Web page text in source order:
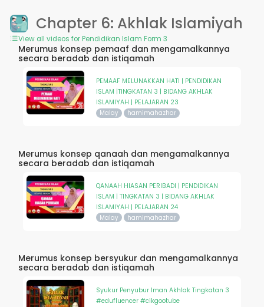
Chapter 6: Akhlak Islamiyah
View all videos for Pendidikan Islam Form 3
Merumus konsep pemaaf dan mengamalkannya
secara beradab dan istiqamah
PEMAAF MELUNAKKAN HATI | PENDIDIKAN
ISLAM |TINGKATAN 3 | BIDANG AKHLAK
ISLAMIYAH | PELAJARAN 23
Malay hamimahazhar
Merumus konsep qanaah dan mengamalkannya
secara beradab dan istiqamah
QANAAH HIASAN PERIBADI | PENDIDIKAN
ISLAM | TINGKATAN 3 | BIDANG AKHLAK
ISLAMIYAH | PELAJARAN 24
Malay hamimahazhar
Merumus konsep bersyukur dan mengamalkannya
secara beradab dan istiqamah
Syukur Penyubur Iman Akhlak Tingkatan 3
#edufluencer #cikgootube